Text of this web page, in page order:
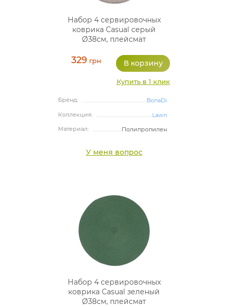
Набор 4 сервировочных
коврика Casual серый
Ø38см, плейсмат
329грн
Купить в 1 клик
Бренд:
BonaDi
Коллекция:
Lawn
Материал:
Полипропилен
У меня вопрос
Набор 4 сервировочных
коврика Casual зеленый
Ø38см, плейсмат